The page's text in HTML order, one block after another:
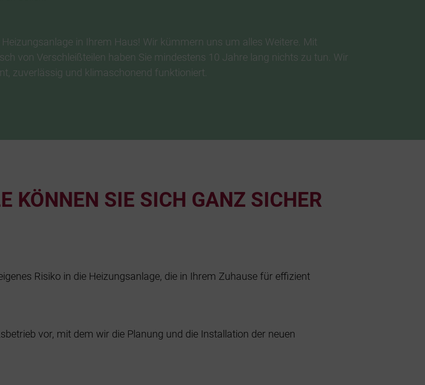
in Ihrem Haus! Wir kümmern uns um alles Weitere. Mit
von Verschleißteilen haben Sie mindestens 10 Jahre lang nichts zu tun. Wir
zuverlässig und klimaschonend funktioniert.
KÖNNEN SIE SICH GANZ SICHER
Risiko in die Heizungsanlage, die in Ihrem Zuhause für effizient
vor, mit dem wir die Planung und die Installation der neuen